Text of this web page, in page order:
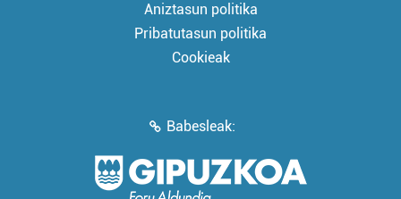
Aniztasun politika
Pribatutasun politika
Cookieak
Babesleak: